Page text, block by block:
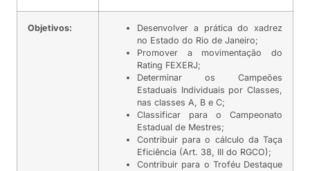
Objetivos:
Desenvolver a prática do xadrez
no Estado do Rio de Janeiro;
Promover a movimentação do
Rating FEXERJ;
Determinar os Campeões
Estaduais Individuais por Classes,
nas classes A, B e C;
Classificar para o Campeonato
Estadual de Mestres;
Contribuir para o cálculo da Taça
Eficiência (Art. 38, III do RGCO);
Contribuir para o Troféu Destaque